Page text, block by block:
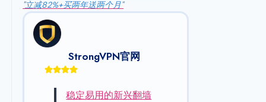
"立减82%+买两年送两个月"
StrongVPN官网
稳定易用的新兴翻墙